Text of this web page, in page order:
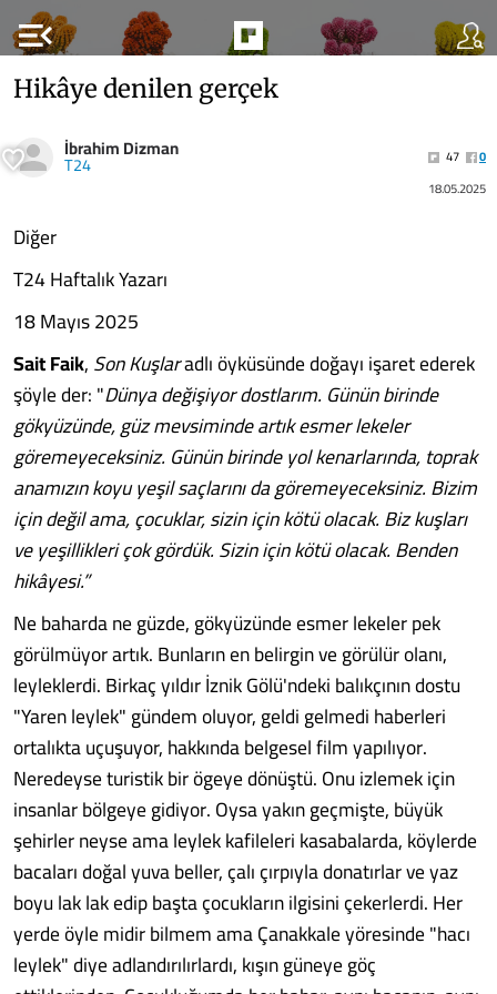
menu_open
Hikâye denilen gerçek
İbrahim Dizman
T24 47
0
18.05.2025
Diğer
T24 Haftalık Yazarı
18 Mayıs 2025
Sait Faik,Son Kuşlaradlı öyküsünde doğayı işaret ederek
şöyle der: "Dünya değişiyor dostlarım. Günün birinde
gökyüzünde, güz mevsiminde artık esmer lekeler
göremeyeceksiniz. Günün birinde yol kenarlarında, toprak
anamızın koyu yeşil saçlarını da göremeyeceksiniz. Bizim
için değil ama, çocuklar, sizin için kötü olacak. Biz kuşları
ve yeşillikleri çok gördük. Sizin için kötü olacak. Benden
hikâyesi.”
Ne baharda ne güzde, gökyüzünde esmer lekeler pek
görülmüyor artık. Bunların en belirgin ve görülür olanı,
leyleklerdi. Birkaç yıldır İznik Gölü'ndeki balıkçının dostu
"Yaren leylek" gündem oluyor, geldi gelmedi haberleri
ortalıkta uçuşuyor, hakkında belgesel film yapılıyor.
Neredeyse turistik bir ögeye dönüştü. Onu izlemek için
insanlar bölgeye gidiyor. Oysa yakın geçmişte, büyük
şehirler neyse ama leylek kafileleri kasabalarda, köylerde
bacaları doğal yuva beller, çalı çırpıyla donatırlar ve yaz
boyu lak lak edip başta çocukların ilgisini çekerlerdi. Her
yerde öyle midir bilmem ama Çanakkale yöresinde "hacı
leylek" diye adlandırılırlardı, kışın güneye göç